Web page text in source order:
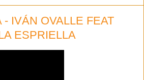
- IVÁN OVALLE FEAT
ESPRIELLA